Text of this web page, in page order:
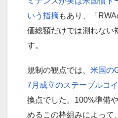
いう指摘もあり、「
価総額だけでは測れない
す。
規制の観点では、 米国の
7月成立のステーブルコイ
換点でした。100%準備
めるこの枠組みによって